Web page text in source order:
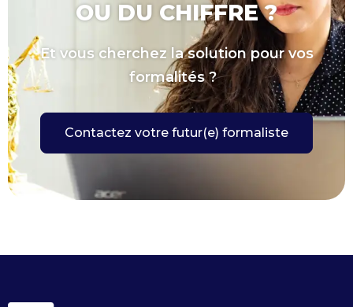
OU DU CHIFFRE ?
Et vous cherchez la solution pour vos
formalités ?
Contactez votre futur(e) formaliste